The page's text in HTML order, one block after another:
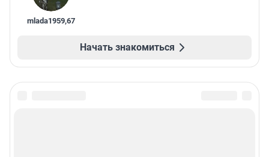
mlada1959,67
Начать знакомиться